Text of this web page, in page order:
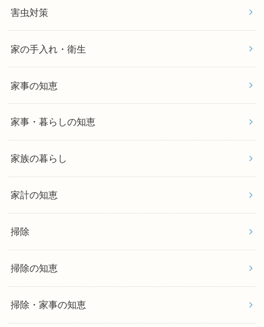
害虫対策
家の手入れ・衛生
家事の知恵
家事・暮らしの知恵
家族の暮らし
家計の知恵
掃除
掃除の知恵
掃除・家事の知恵